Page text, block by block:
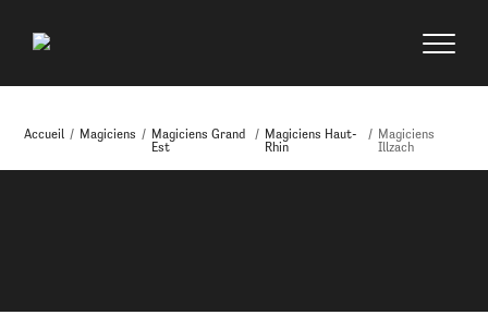
Accueil / Magiciens / Magiciens Grand
Est
/ Magiciens Haut-
Rhin
/ Magiciens
Illzach